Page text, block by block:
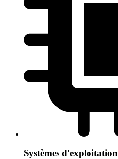
Systèmes d'exploitation